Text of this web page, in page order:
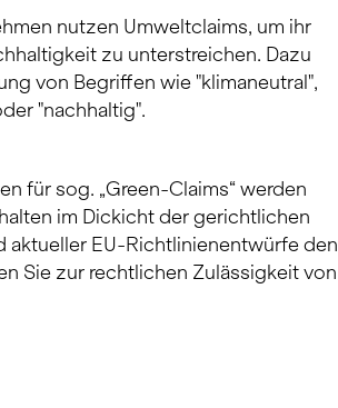
nutzen Umweltclaims, um ihr
zu unterstreichen. Dazu
von Begriffen wie "klimaneutral",
"nachhaltig".
für sog. „Green-Claims“ werden
im Dickicht der gerichtlichen
aktueller EU-Richtlinienentwürfe den
Sie zur rechtlichen Zulässigkeit von